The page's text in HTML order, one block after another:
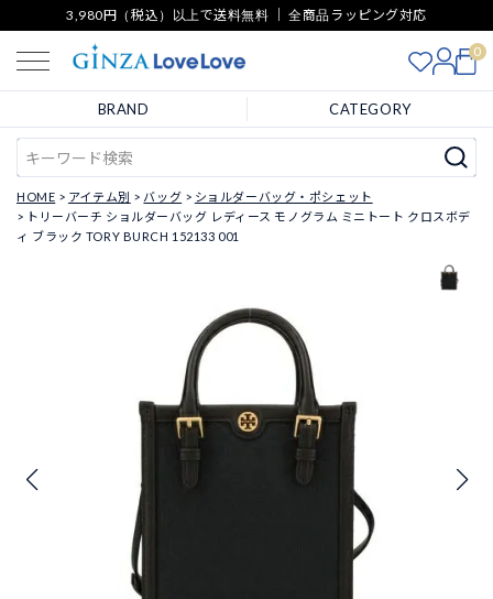
3,980円（税込）以上で送料無料 ｜ 全商品ラッピング対応
0
BRAND CATEGORY
HOME アイテム別 バッグ
ショルダーバッグ・ポシェット
トリーバーチ ショルダーバッグ レディース モノグラム ミニトート クロスボデ
ィ ブラック TORY BURCH 152133 001